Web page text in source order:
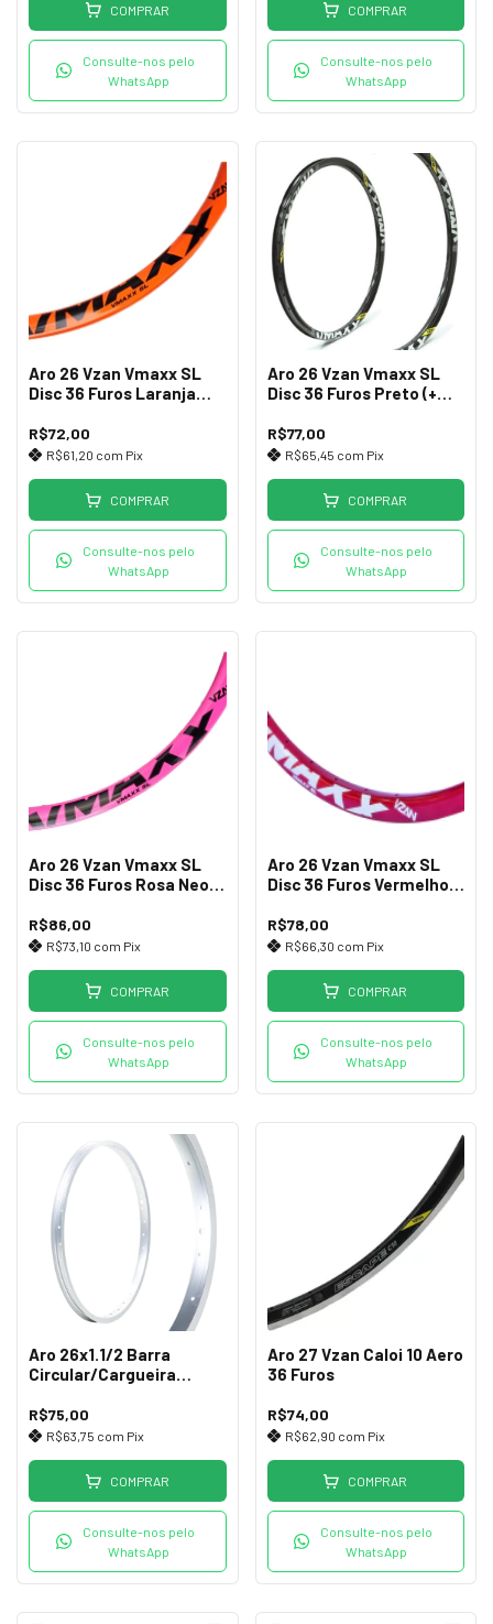
COMPRAR
Consulte-nos pelo
WhatsApp
COMPRAR
Consulte-nos pelo
WhatsApp
Aro 26 Vzan Vmaxx SL
Disc 36 Furos Laranja
R$72,00
R$61,20 com Pix
COMPRAR
Consulte-nos pelo
WhatsApp
Aro 26 Vzan Vmaxx SL
Disc 36 Furos Preto (+
R$77,00
R$65,45 com Pix
COMPRAR
Consulte-nos pelo
WhatsApp
Aro 26 Vzan Vmaxx SL
Disc 36 Furos Rosa Neon
R$86,00
R$73,10 com Pix
COMPRAR
Consulte-nos pelo
WhatsApp
Aro 26 Vzan Vmaxx SL
Disc 36 Furos Vermelho
R$78,00
R$66,30 com Pix
COMPRAR
Consulte-nos pelo
WhatsApp
Aro 26x1.1/2 Barra
Circular/Cargueira
R$75,00
R$63,75 com Pix
COMPRAR
Consulte-nos pelo
WhatsApp
Aro 27 Vzan Caloi 10 Aero
36 Furos
R$74,00
R$62,90 com Pix
COMPRAR
Consulte-nos pelo
WhatsApp